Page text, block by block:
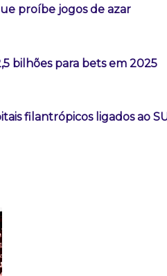
proíbe jogos de azar
bilhões para bets em 2025
filantrópicos ligados ao